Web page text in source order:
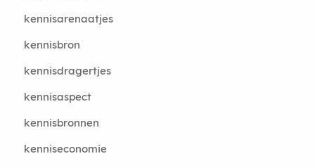
kennisarenaatjes
kennisbron
kennisdragertjes
kennisaspect
kennisbronnen
kenniseconomie